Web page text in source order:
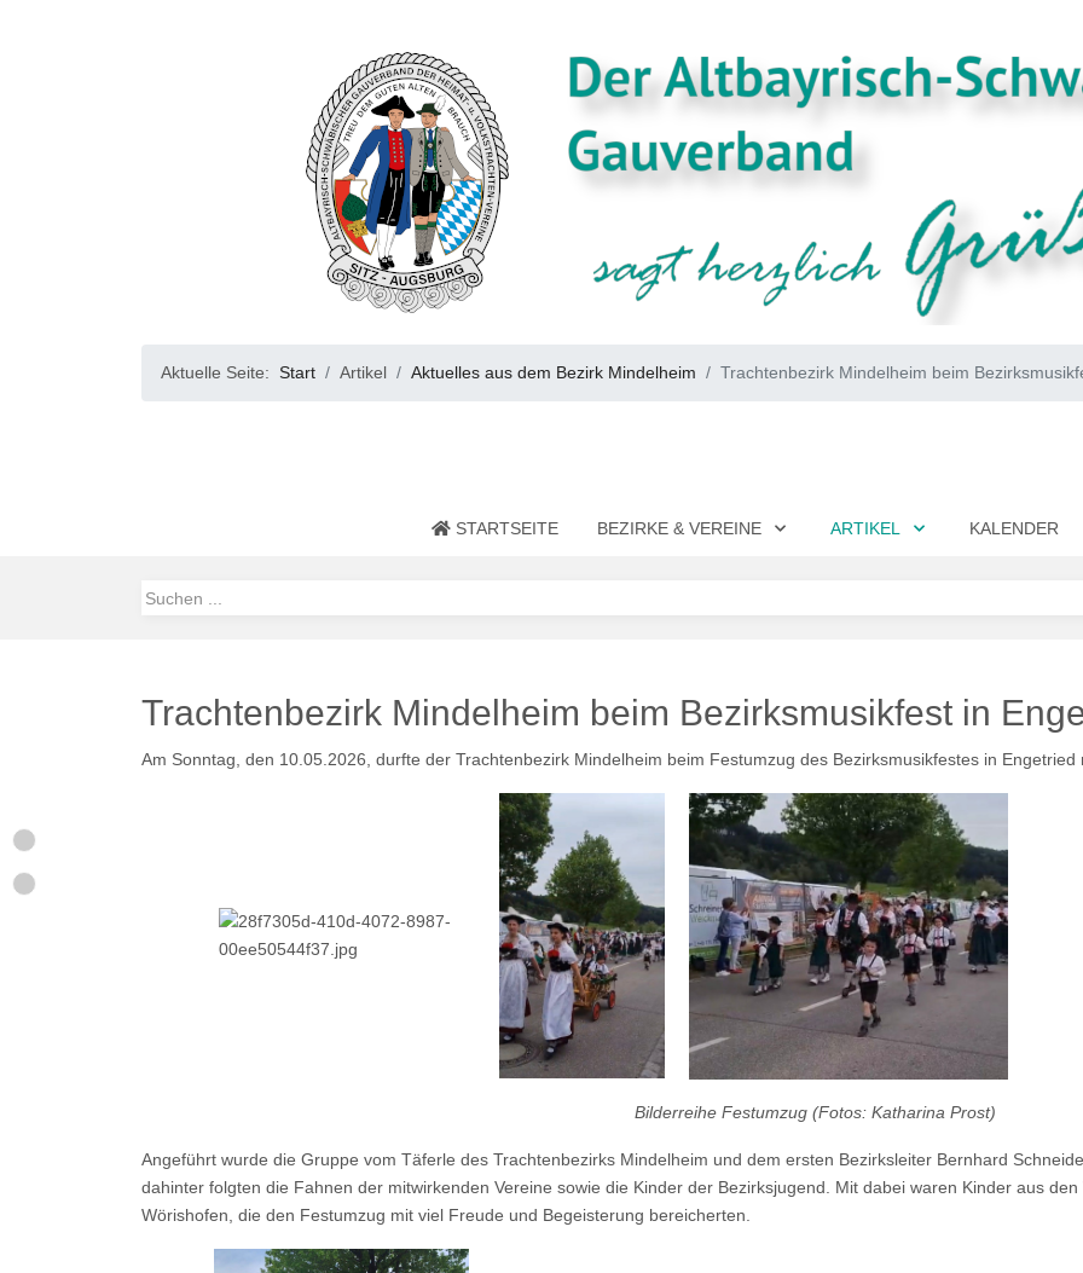
Aktuelle Seite: Start Artikel Aktuelles aus dem Bezirk Mindelheim Trachtenbezirk Mindelheim beim
STARTSEITE BEZIRKE & VEREINE ARTIKEL KALENDER
Trachtenbezirk Mindelheim beim Bezirksmusikfest in
Am Sonntag, den 10.05.2026, durfte der Trachtenbezirk Mindelheim beim Festumzug des Bezirksmusikfestes in Engetried
Bilderreihe Festumzug (Fotos: Katharina Prost)
Angeführt wurde die Gruppe vom Täferle des Trachtenbezirks Mindelheim und dem ersten Bezirksleiter Bernhard
dahinter folgten die Fahnen der mitwirkenden Vereine sowie die Kinder der Bezirksjugend. Mit dabei waren Kinder aus
Wörishofen, die den Festumzug mit viel Freude und Begeisterung bereicherten.